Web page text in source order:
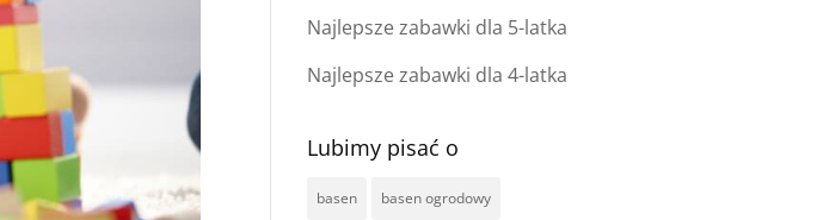
Najlepsze zabawki dla 5-latka
Najlepsze zabawki dla 4-latka
Lubimy pisać o
basen basen ogrodowy